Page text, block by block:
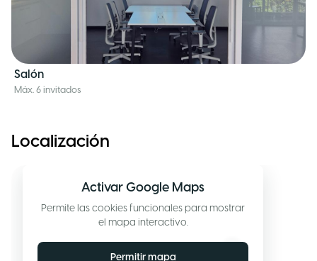
Salón
Máx. 6 invitados
Localización
Activar Google Maps
Permite las cookies funcionales para mostrar
el mapa interactivo.
Permitir mapa